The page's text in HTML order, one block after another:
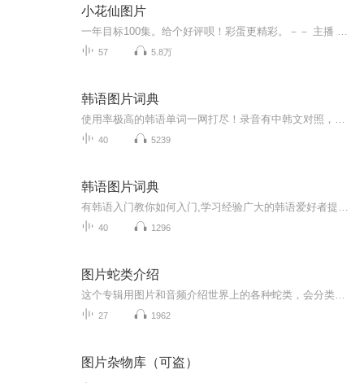
小花仙图片
57 5.8万
韩语图片词典
40 5239
韩语图片词典
40 1296
图片蛇类介绍
27 1962
图片杂物库（可盗）